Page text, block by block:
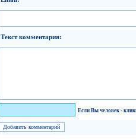
Текст комментария:
Если Вы человек -